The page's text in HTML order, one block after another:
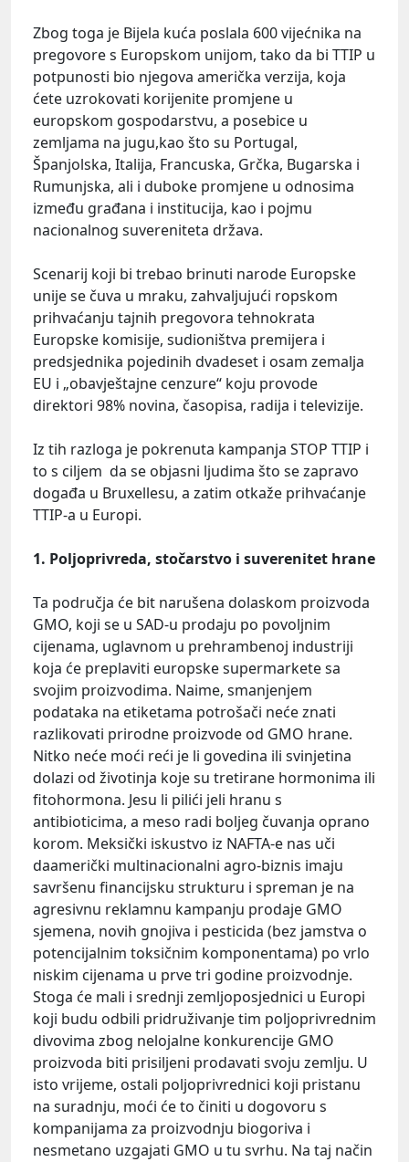
Zbog toga je Bijela kuća poslala 600 vijećnika na
pregovore s Europskom unijom, tako da bi TTIP u
potpunosti bio njegova američka verzija, koja
ćete uzrokovati korijenite promjene u
europskom gospodarstvu, a posebice u
zemljama na jugu,kao što su Portugal,
Španjolska, Italija, Francuska, Grčka, Bugarska i
Rumunjska, ali i duboke promjene u odnosima
između građana i institucija, kao i pojmu
nacionalnog suvereniteta država.
Scenarij koji bi trebao brinuti narode Europske
unije se čuva u mraku, zahvaljujući ropskom
prihvaćanju tajnih pregovora tehnokrata
Europske komisije, sudioništva premijera i
predsjednika pojedinih dvadeset i osam zemalja
EU i „obavještajne cenzure“ koju provode
direktori 98% novina, časopisa, radija i televizije.
Iz tih razloga je pokrenuta kampanja STOP TTIP i
to s ciljem da se objasni ljudima što se zapravo
događa u Bruxellesu, a zatim otkaže prihvaćanje
TTIP-a u Europi.
1. Poljoprivreda, stočarstvo i suverenitet hrane
Ta područja će bit narušena dolaskom proizvoda
GMO, koji se u SAD-u prodaju po povoljnim
cijenama, uglavnom u prehrambenoj industriji
koja će preplaviti europske supermarkete sa
svojim proizvodima. Naime, smanjenjem
podataka na etiketama potrošači neće znati
razlikovati prirodne proizvode od GMO hrane.
Nitko neće moći reći je li govedina ili svinjetina
dolazi od životinja koje su tretirane hormonima ili
fitohormona. Jesu li pilići jeli hranu s
antibioticima, a meso radi boljeg čuvanja oprano
korom. Meksički iskustvo iz NAFTA-e nas uči
daamerički multinacionalni agro-biznis imaju
savršenu financijsku strukturu i spreman je na
agresivnu reklamnu kampanju prodaje GMO
sjemena, novih gnojiva i pesticida (bez jamstva o
potencijalnim toksičnim komponentama) po vrlo
niskim cijenama u prve tri godine proizvodnje.
Stoga će mali i srednji zemljoposjednici u Europi
koji budu odbili pridruživanje tim poljoprivrednim
divovima zbog nelojalne konkurencije GMO
proizvoda biti prisiljeni prodavati svoju zemlju. U
isto vrijeme, ostali poljoprivrednici koji pristanu
na suradnju, moći će to činiti u dogovoru s
kompanijama za proizvodnju biogoriva i
nesmetano uzgajati GMO u tu svrhu. Na taj način